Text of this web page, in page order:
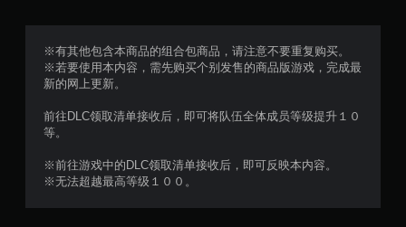
※有其他包含本商品的组合包商品，请注意不要重复购买。
※若要使用本内容，需先购买个别发售的商品版游戏，完成最
新的网上更新。
前往DLC领取清单接收后，即可将队伍全体成员等级提升１０
等。
※前往游戏中的DLC领取清单接收后，即可反映本内容。
※无法超越最高等级１００。